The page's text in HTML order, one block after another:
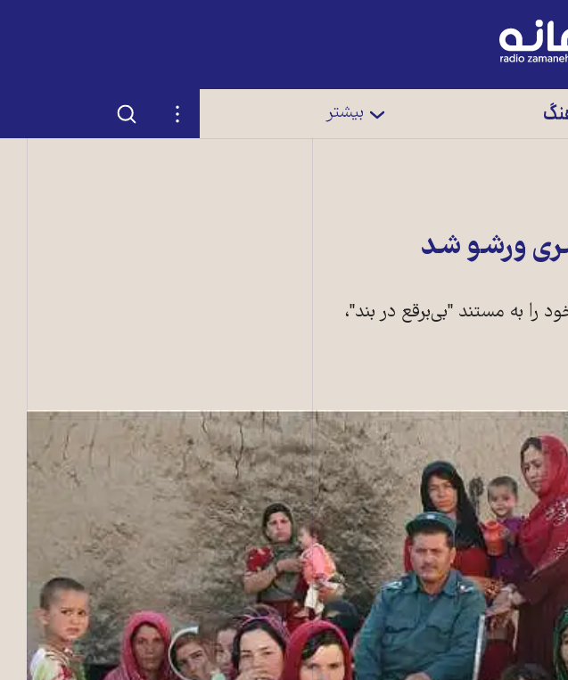
بیشتر تنظیمات جستجو
ورشو شد
را به مستند "بی‌برقع در بند"،